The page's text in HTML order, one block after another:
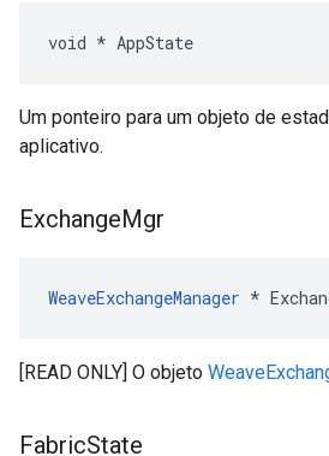
void * AppState
Um ponteiro para um objeto de
aplicativo.
ExchangeMgr
WeaveExchangeManager *
[READ ONLY] O objeto
FabricState